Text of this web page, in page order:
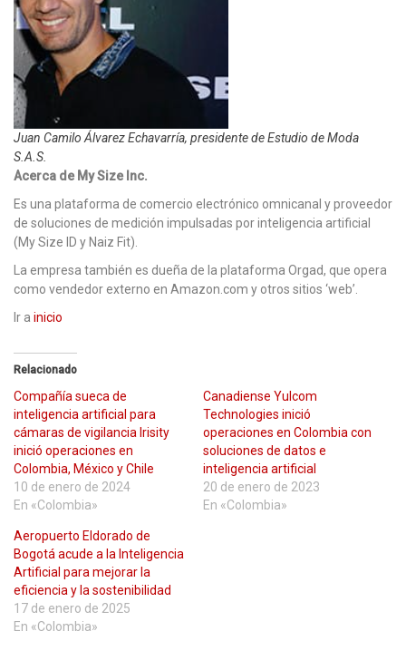
Juan Camilo Álvarez Echavarría, presidente de Estudio de Moda
S.A.S.
Acerca de My Size Inc.
Es una plataforma de comercio electrónico omnicanal y proveedor
de soluciones de medición impulsadas por inteligencia artificial
(My Size ID y Naiz Fit).
La empresa también es dueña de la plataforma Orgad, que opera
como vendedor externo en Amazon.com y otros sitios ‘web’.
Ir a inicio
Relacionado
Compañía sueca de
inteligencia artificial para
cámaras de vigilancia Irisity
inició operaciones en
Colombia, México y Chile
10 de enero de 2024
En «Colombia»
Canadiense Yulcom
Technologies inició
operaciones en Colombia con
soluciones de datos e
inteligencia artificial
20 de enero de 2023
En «Colombia»
Aeropuerto Eldorado de
Bogotá acude a la Inteligencia
Artificial para mejorar la
eficiencia y la sostenibilidad
17 de enero de 2025
En «Colombia»